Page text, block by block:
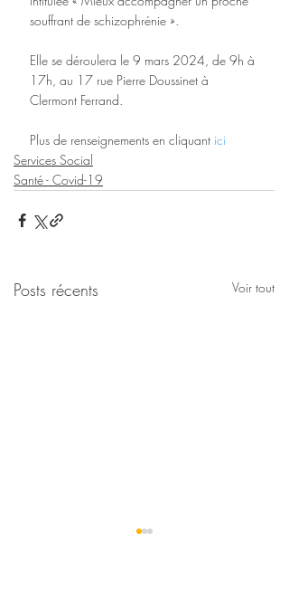
souffrant de schizophrénie ».
Elle se déroulera le 9 mars 2024, de 9h à
17h, au 17 rue Pierre Doussinet à
Clermont Ferrand.
Plus de renseignements en cliquant ici
Services Social
Santé - Covid-19
Posts récents Voir tout